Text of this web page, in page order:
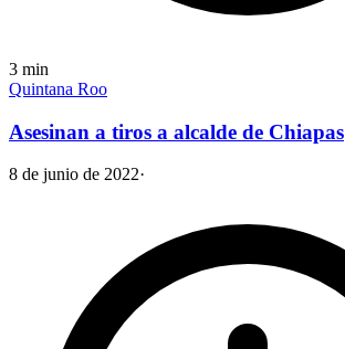
3 min
Quintana Roo
Asesinan a tiros a alcalde de Chiapas
8 de junio de 2022·